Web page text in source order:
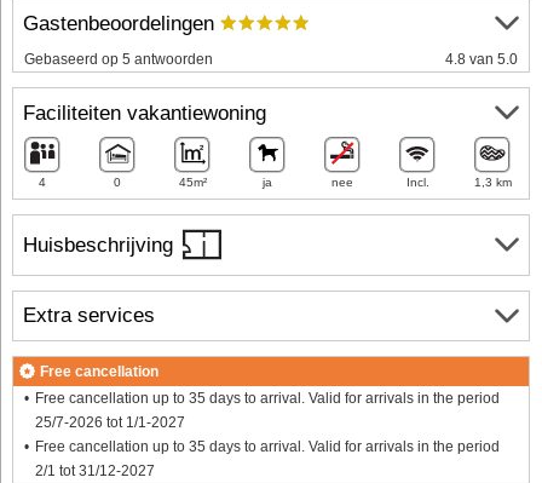
Huisbeschrijving
Gastenbeoordelingen
Gebaseerd op 5 antwoorden 4.8 van 5.0
Faciliteiten vakantiewoning
4 0 45m² ja nee Incl. 1,3 km
Extra services
Free cancellation
Free cancellation up to 35 days to arrival. Valid for arrivals in the period
25/7-2026 tot 1/1-2027
Free cancellation up to 35 days to arrival. Valid for arrivals in the period
2/1 tot 31/12-2027